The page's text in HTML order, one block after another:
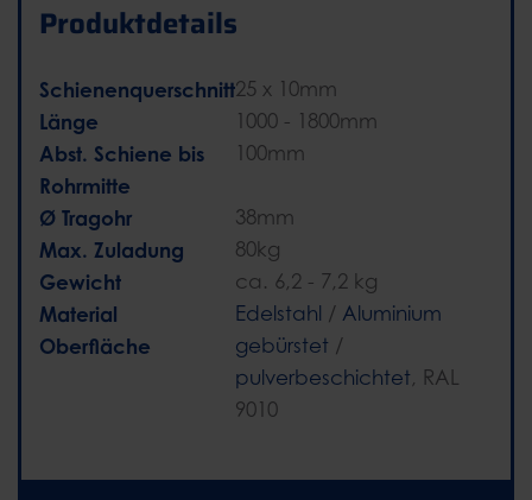
Produktdetails
Schienenquerschnitt25 x 10mm
Länge 1000 - 1800mm
Abst. Schiene bis
Rohrmitte
100mm
Ø Tragohr 38mm
Max. Zuladung 80kg
Gewicht ca. 6,2 - 7,2 kg
Material Edelstahl / Aluminium
Oberfläche gebürstet /
pulverbeschichtet, RAL
9010